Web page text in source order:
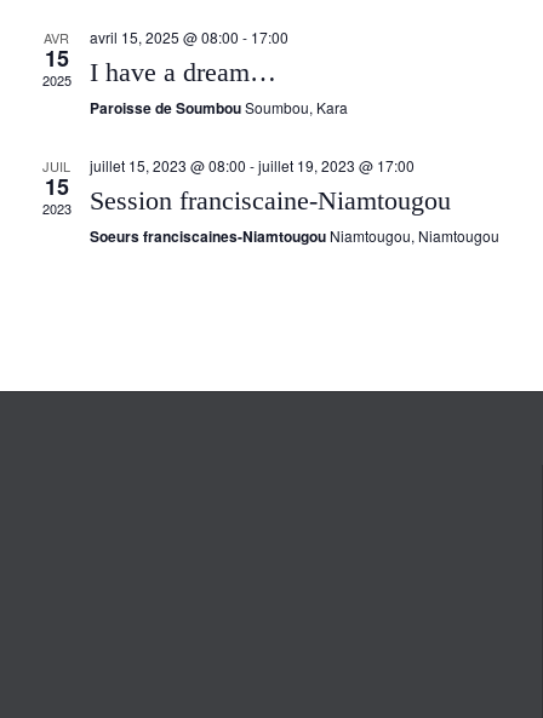
AVR
15
2025
avril 15, 2025 @ 08:00 - 17:00
I have a dream…
Paroisse de SoumbouSoumbou, Kara
JUIL
15
2023
juillet 15, 2023 @ 08:00 -juillet 19, 2023 @ 17:00
Session franciscaine-Niamtougou
Soeurs franciscaines-Niamtougou Niamtougou, Niamtougou